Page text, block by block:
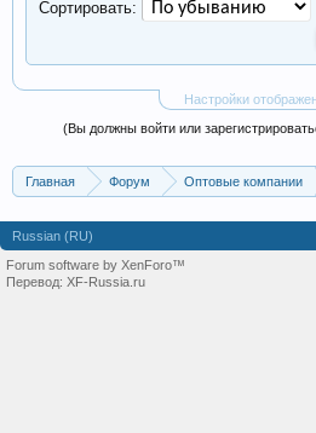
Настройки
Сортировать:
(Вы должны войти или
Главная Форум
Оптовые компании
Russian (RU)
Forum software by XenForo™
Перевод: XF-Russia.ru